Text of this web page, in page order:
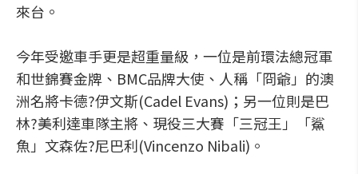
來台。
今年受邀車手更是超重量級，一位是前環法總冠軍
和世錦賽金牌、BMC品牌大使、人稱「冏爺」的澳
洲名將卡德?伊文斯(Cadel Evans)；另一位則是巴
林?美利達車隊主將、現役三大賽「三冠王」「鯊
魚」文森佐?尼巴利(Vincenzo Nibali)。